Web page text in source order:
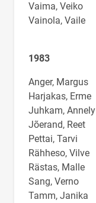
Vaima, Veiko
Vainola, Vaile
1983
Anger, Margus
Harjakas, Erme
Juhkam, Annely
Jõerand, Reet
Pettai, Tarvi
Rähheso, Vilve
Rästas, Malle
Sang, Verno
Tamm, Janika